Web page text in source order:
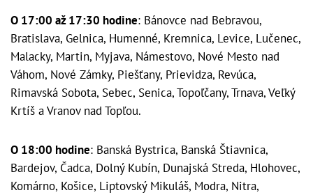
O 17:00 až 17:30 hodine: Bánovce nad Bebravou,
Bratislava, Gelnica, Humenné, Kremnica, Levice, Lučenec,
Malacky, Martin, Myjava, Námestovo, Nové Mesto nad
Váhom, Nové Zámky, Piešťany, Prievidza, Revúca,
Rimavská Sobota, Sebec, Senica, Topoľčany, Trnava, Veľký
Krtíš a Vranov nad Topľou.
O 18:00 hodine: Banská Bystrica, Banská Štiavnica,
Bardejov, Čadca, Dolný Kubín, Dunajská Streda, Hlohovec,
Komárno, Košice, Liptovský Mikuláš, Modra, Nitra,